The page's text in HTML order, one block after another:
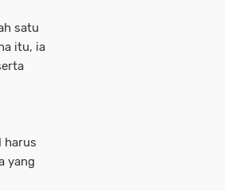
satu
itu, ia
harus
yang